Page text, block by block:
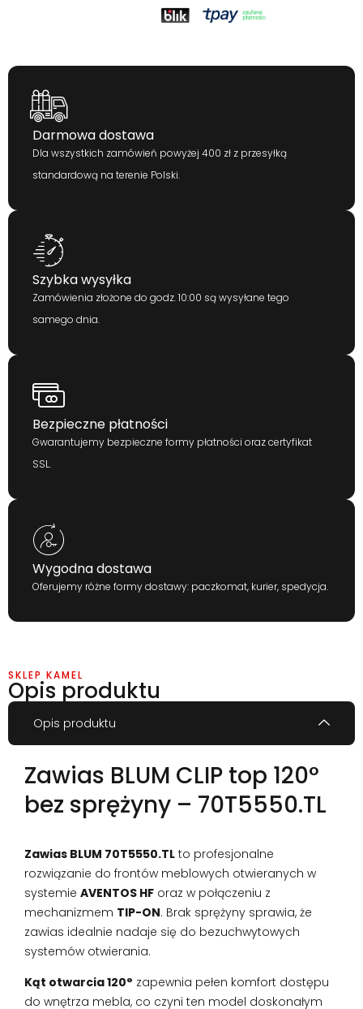
Darmowa dostawa
Dla wszystkich zamówień powyżej 400 zł z przesyłką
standardową na terenie Polski.
Szybka wysyłka
Zamówienia złożone do godz. 10:00 są wysyłane tego
samego dnia.
Bezpieczne płatności
Gwarantujemy bezpieczne formy płatności oraz certyfikat
SSL.
Wygodna dostawa
Oferujemy różne formy dostawy: paczkomat, kurier, spedycja.
SKLEP KAMEL
Opis produktu
Opis produktu
Zawias BLUM CLIP top 120°
bez sprężyny – 70T5550.TL
Zawias BLUM 70T5550.TL to profesjonalne
rozwiązanie do frontów meblowych otwieranych w
systemie AVENTOS HF oraz w połączeniu z
mechanizmem TIP-ON. Brak sprężyny sprawia, że
zawias idealnie nadaje się do bezuchwytowych
systemów otwierania.
Kąt otwarcia 120° zapewnia pełen komfort dostępu
do wnętrza mebla, co czyni ten model doskonałym